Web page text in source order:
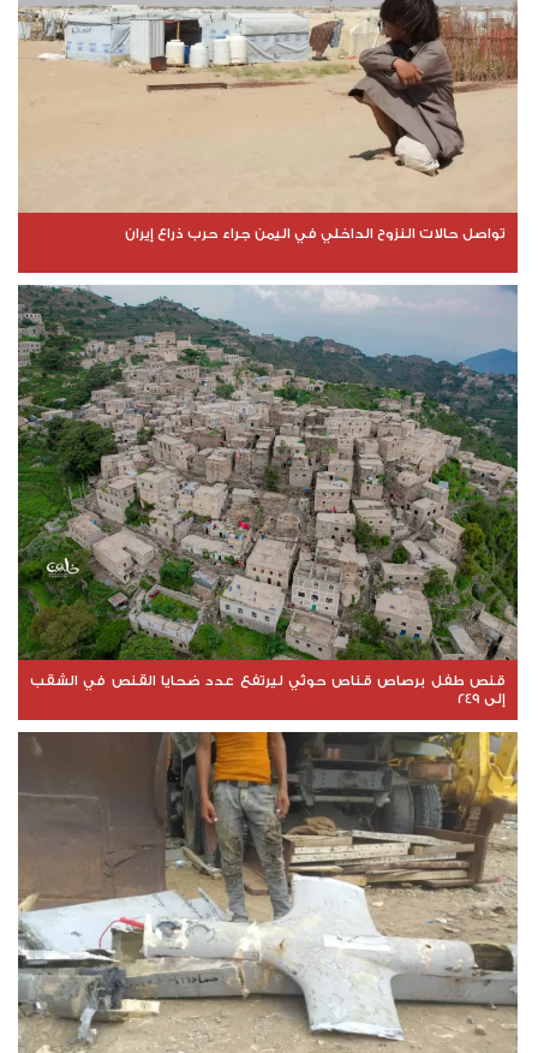
تواصل حالات النزوح الداخلي في اليمن جراء حرب ذراع إيران
قنص طفل برصاص قناص حوثي ليرتفع عدد ضحايا القنص في الشقب
إلى 249